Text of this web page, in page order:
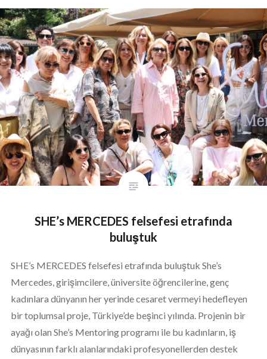
SHE’s MERCEDES felsefesi etrafında
buluştuk
SHE’s MERCEDES felsefesi etrafında buluştuk She’s
Mercedes, girişimcilere, üniversite öğrencilerine, genç
kadınlara dünyanın her yerinde cesaret vermeyi hedefleyen
bir toplumsal proje, Türkiye’de beşinci yılında. Projenin bir
ayağı olan She’s Mentoring programı ile bu kadınların, iş
dünyasının farklı alanlarındaki profesyonellerden destek